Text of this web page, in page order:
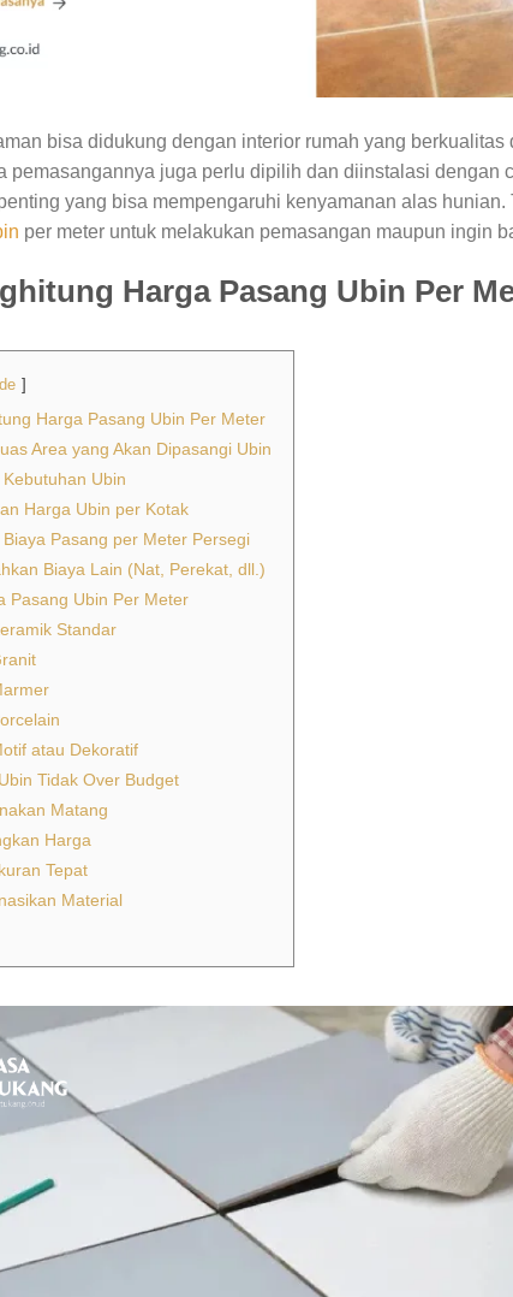
bisa didukung dengan interior rumah yang berkualitas
pemasangannya juga perlu dipilih dan diinstalasi dengan
yang bisa mempengaruhi kenyamanan alas
per meter untuk melakukan pemasangan maupun ingin
Harga Pasang Ubin Per
Harga Pasang Ubin Per Meter
Area yang Akan Dipasangi Ubin
Ubin
Harga Ubin per Kotak
Pasang per Meter Persegi
Biaya Lain (Nat, Perekat, dll.)
Pasang Ubin Per Meter
Standar
atau Dekoratif
Tidak Over Budget
Matang
Harga
Tepat
Material